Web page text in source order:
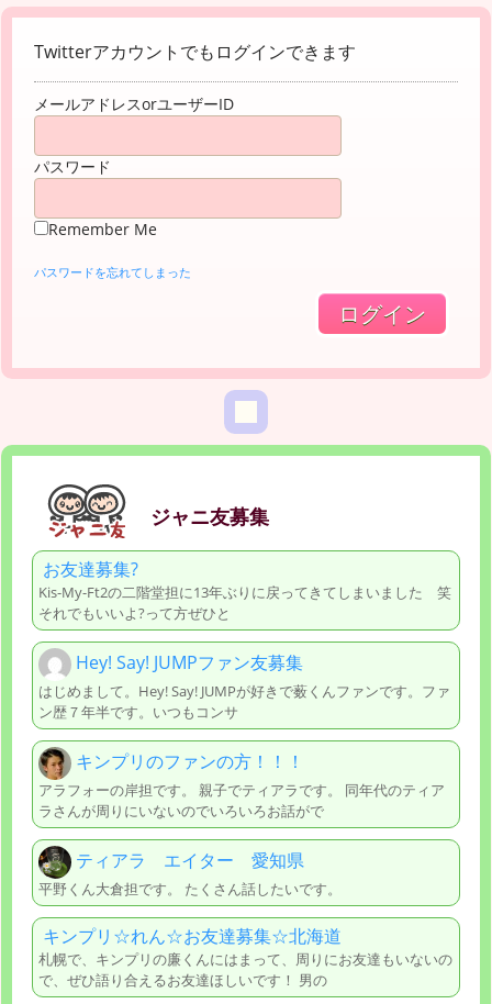
Twitterアカウントでもログインできます
メールアドレスorユーザーID
パスワード
Remember Me
パスワードを忘れてしまった
ジャニ友募集
お友達募集?
Kis-My-Ft2の二階堂担に13年ぶりに戻ってきてしまいました 笑
それでもいいよ?って方ぜひと
Hey! Say! JUMPファン友募集
はじめまして。Hey! Say! JUMPが好きで薮くんファンです。ファ
ン歴７年半です。いつもコンサ
キンプリのファンの方！！！
アラフォーの岸担です。 親子でティアラです。 同年代のティア
ラさんが周りにいないのでいろいろお話がで
ティアラ エイター 愛知県
平野くん大倉担です。 たくさん話したいです。
キンプリ☆れん☆お友達募集☆北海道
札幌で、キンプリの廉くんにはまって、周りにお友達もいないの
で、ぜひ語り合えるお友達ほしいです！ 男の